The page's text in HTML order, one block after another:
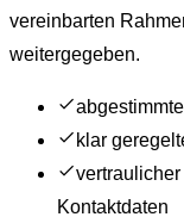
vereinbarten
weitergegeben.
klar
Kontaktdaten